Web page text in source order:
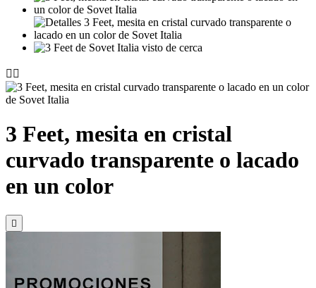
 
3 Feet, mesita en cristal
curvado transparente o lacado
en un color
